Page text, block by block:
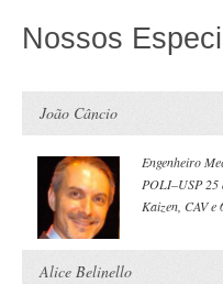
Nossos
João Câncio
Engenheiro
POLI–USP 25
Kaizen, CAV e
Alice Belinello